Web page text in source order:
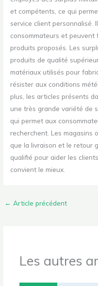
et compétents, ce qui
service client personnalisé.
consommateurs et peuvent
produits proposés. Les
produits de qualité
matériaux utilisés pour
résister aux conditions
plus, les articles présents
une très grande variété de
qui permet aux
recherchent. Les magasins
que la livraison et le retour
qualifié pour aider les
convient le mieux.
← Article précédent
Les autres